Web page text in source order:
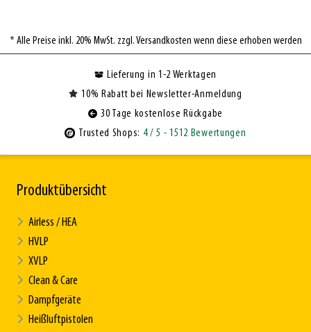
* Alle Preise inkl. 20% MwSt. zzgl. Versandkosten wenn diese erhoben werden
Lieferung in 1-2 Werktagen
10% Rabatt bei Newsletter-Anmeldung
30 Tage kostenlose Rückgabe
Trusted Shops: 4/ 5 - 1512 Bewertungen
Produktübersicht
Airless / HEA
HVLP
XVLP
Clean & Care
Dampfgeräte
Heißluftpistolen